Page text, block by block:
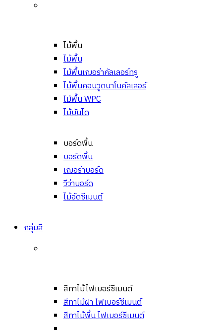
ไม้พื้น
ไม้พื้น
ไม้พื้นเฌอร่าคัลเลอร์ทรู
ไม้พื้นคอนวูดนาโนคัลเลอร์
ไม้พื้น WPC
ไม้บันได
บอร์ดพื้น
บอร์ดพื้น
เฌอร่าบอร์ด
วีว่าบอร์ด
ไม้อัดซีเมนต์
กลุ่มสี
สีทาไม้ไฟเบอร์ซีเมนต์
สีทาไม้ฝา ไฟเบอร์ซีเมนต์
สีทาไม้พื้น ไฟเบอร์ซีเมนต์